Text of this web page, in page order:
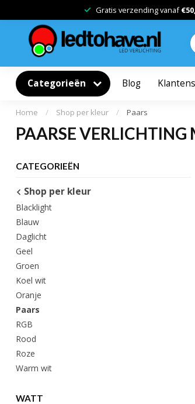
Gratis verzending vanaf
Categorieën Blog
Home / Shop per kleur / Paars
PAARSE VERLICHTING
CATEGORIEËN
Shop per kleur
Blacklight
Blauw
Daglicht
Geel
Groen
Koel wit
Oranje
Paars
RGB
Rood
Roze
Warm wit
WATT